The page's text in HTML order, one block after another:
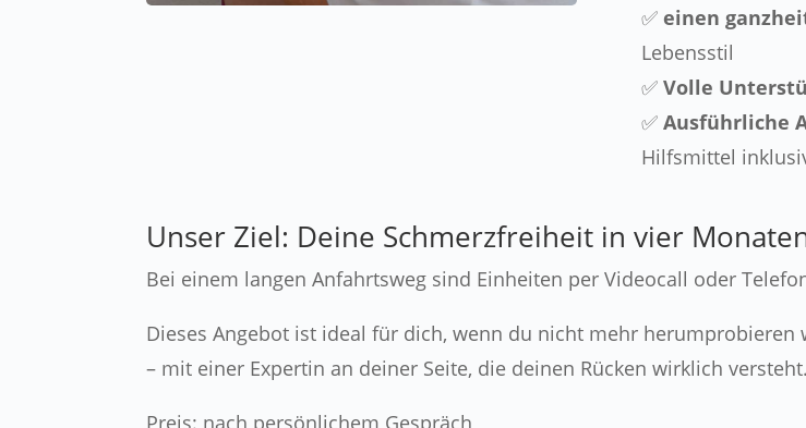
✅einen
Lebensstil
✅ Volle
✅Ausführliche
Hilfsmittel
Unser Ziel: Deine Schmerzfreiheit in vier
Bei einem langen Anfahrtsweg sind Einheiten per Videocall oder
Dieses Angebot ist ideal für dich, wenn du nicht mehr
– mit einer Expertin an deiner Seite, die deinen Rücken wirklich versteht.